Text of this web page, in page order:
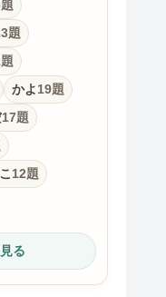
題
かよ19題
17題
12題
る